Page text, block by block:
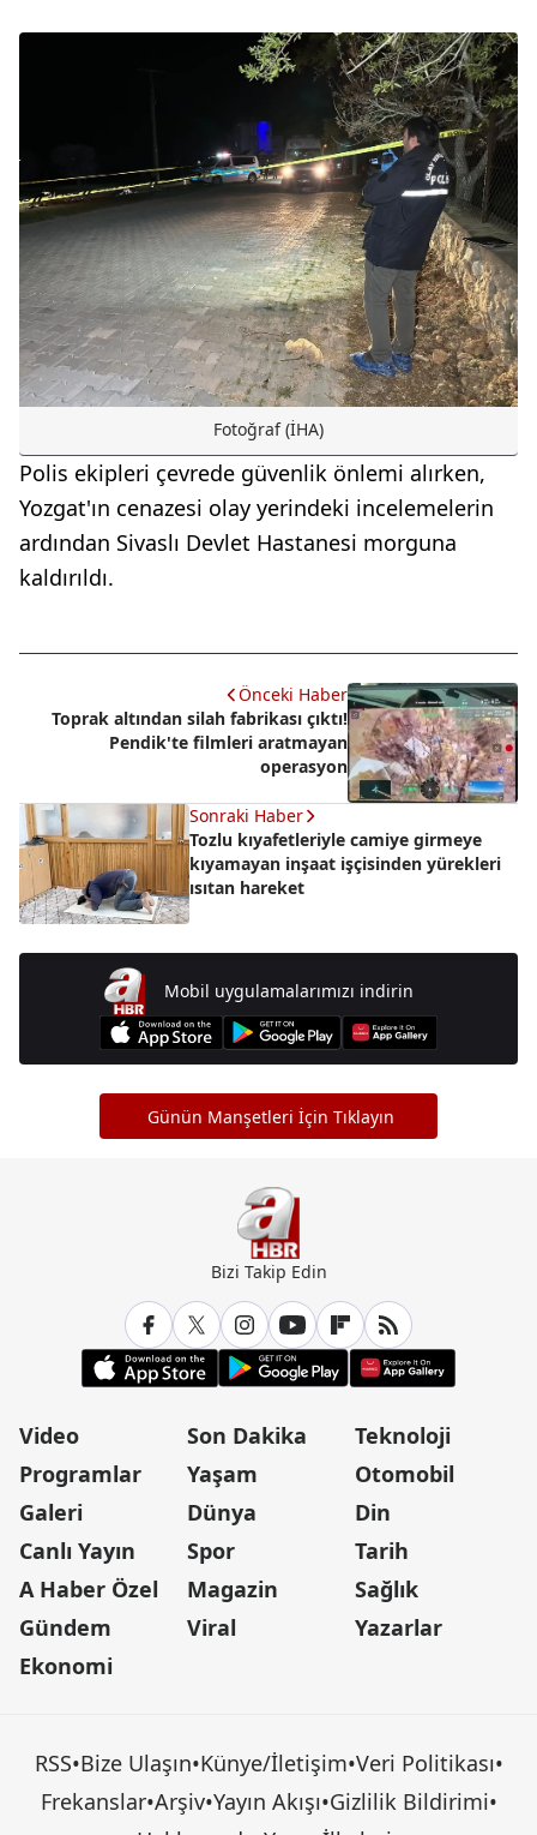
Fotoğraf (İHA)
Polis ekipleri çevrede güvenlik önlemi alırken,
Yozgat'ın cenazesi olay yerindeki incelemelerin
ardından Sivaslı Devlet Hastanesi morguna
kaldırıldı.
Önceki Haber
Toprak altından silah fabrikası çıktı!
Pendik'te filmleri aratmayan
operasyon
Sonraki Haber
Tozlu kıyafetleriyle camiye girmeye
kıyamayan inşaat işçisinden yürekleri
ısıtan hareket
Mobil uygulamalarımızı indirin
Günün Manşetleri İçin Tıklayın
Bizi Takip Edin
Video
Programlar
Galeri
Canlı Yayın
A Haber Özel
Gündem
Ekonomi
Son Dakika
Yaşam
Dünya
Spor
Magazin
Viral
Teknoloji
Otomobil
Din
Tarih
Sağlık
Yazarlar
RSS•Bize Ulaşın•Künye/İletişim•Veri Politikası•
Frekanslar•Arşiv•Yayın Akışı•Gizlilik Bildirimi•